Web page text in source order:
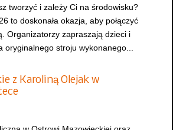
tworzyć i zależy Ci na środowisku?
to doskonała okazja, aby połączyć
Organizatorzy zapraszają dzieci i
oryginalnego stroju wykonanego...
z Karoliną Olejak w